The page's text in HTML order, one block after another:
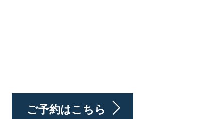
ご予約はこちら